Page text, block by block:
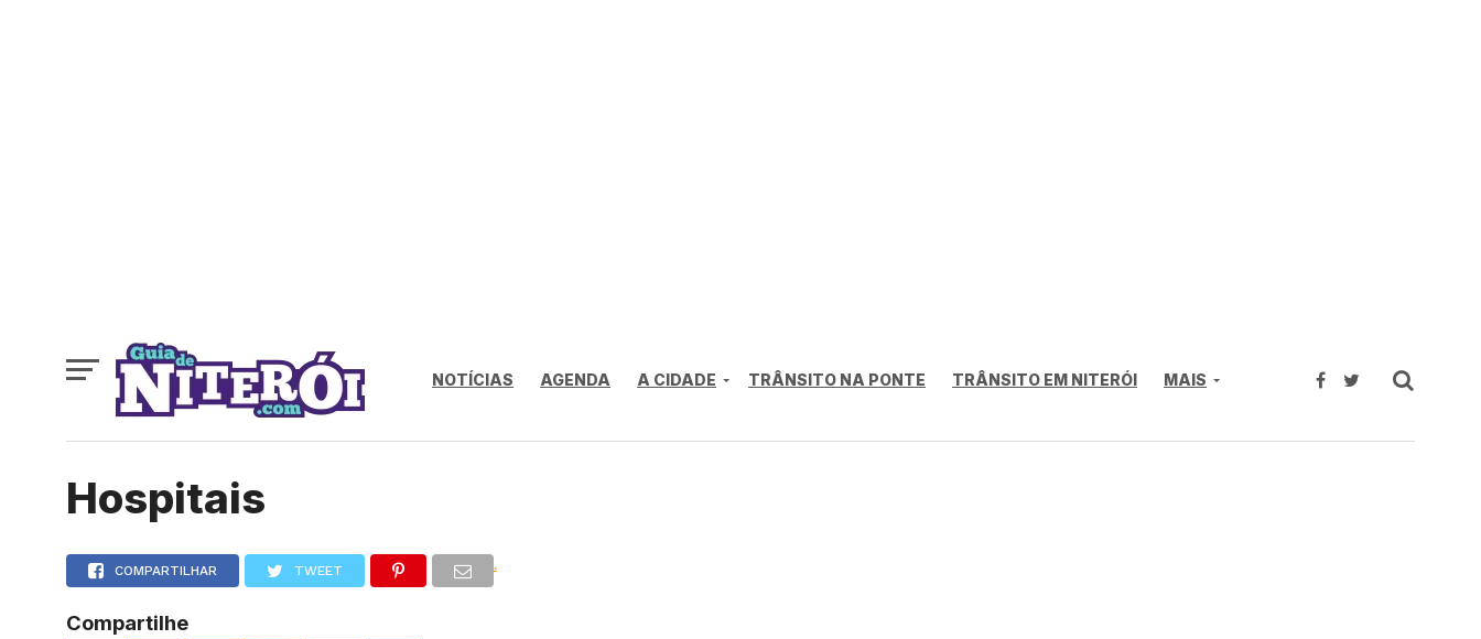
NOTÍCIAS AGENDA A CIDADE TRÂNSITO NA PONTE TRÂNSITO EM NITERÓI MAIS
Hospitais
COMPARTILHAR TWEET .
Compartilhe